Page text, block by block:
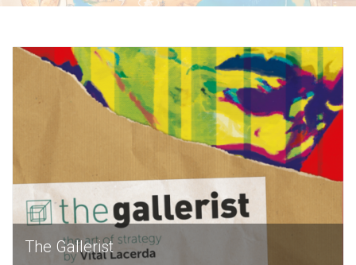
The Gallerist